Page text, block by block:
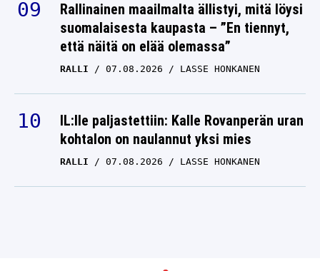
Rallinainen maailmalta ällistyi, mitä löysi
suomalaisesta kaupasta – ”En tiennyt,
että näitä on elää olemassa”
RALLI 07.08.2026 LASSE HONKANEN
IL:lle paljastettiin: Kalle Rovanperän uran
kohtalon on naulannut yksi mies
RALLI 07.08.2026 LASSE HONKANEN